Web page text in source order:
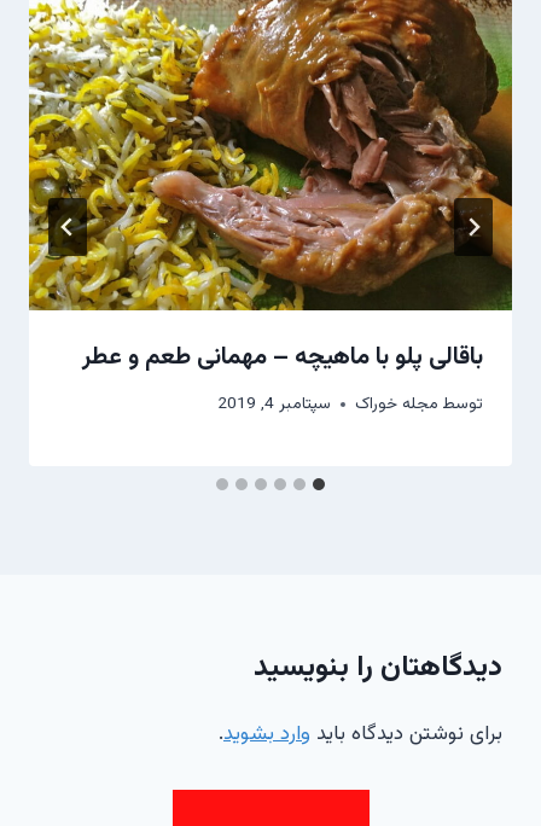
باقالی پلو با ماهیچه – مهمانی طعم و عطر
توسط مجله خوراک سپتامبر 4, 2019
دیدگاهتان را بنویسید
برای نوشتن دیدگاه باید وارد بشوید.